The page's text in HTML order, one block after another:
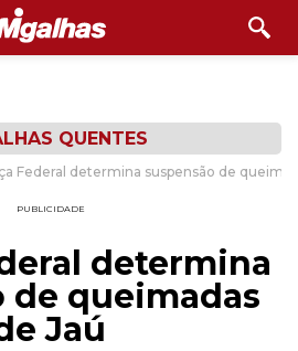
QUENTES
Federal determina suspensão de
PUBLICIDADE
determina
de queimadas
Jaú